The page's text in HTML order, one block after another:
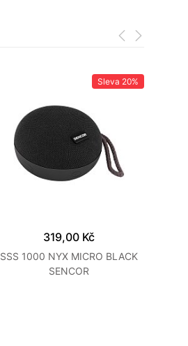
Sleva 20%
319,00 Kč
SSS 1000 NYX MICRO BLACK
SENCOR